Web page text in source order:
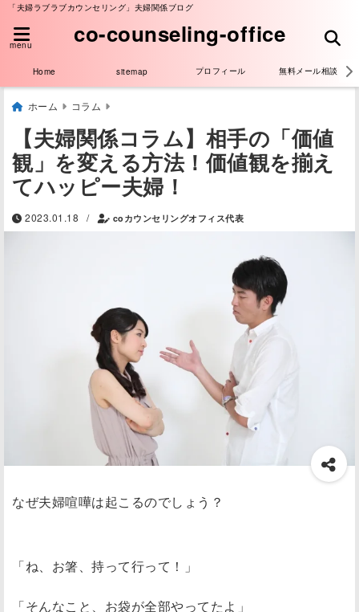
「夫婦ラブラブカウンセリング」夫婦関係ブログ
menu co-counseling-office
Home sitemap プロフィール 無料メール相談
ホーム コラム
【夫婦関係コラム】相手の「価値
観」を変える方法！価値観を揃え
てハッピー夫婦！
2023.01.18 / coカウンセリングオフィス代表
なぜ夫婦喧嘩は起こるのでしょう？
「ね、お箸、持って行って！」
「そんなこと、お袋が全部やってたよ」